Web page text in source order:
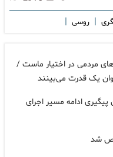
| روسی |
مردمی در اختیار ماست /
یک قدرت می‌بینند
ادامه مسیر اجرای
شد